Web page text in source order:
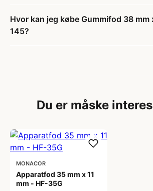
Hvor kan jeg købe Gummifod 38 mm
145?
Du er måske
MONACOR
Apparatfod 35 mm x 11
mm - HF-35G